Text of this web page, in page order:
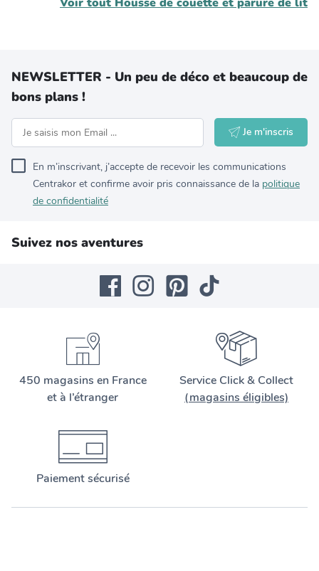
NEWSLETTER - Un peu de déco et beaucoup de
bons plans !
Je m'inscris
En m’inscrivant, j’accepte de recevoir les communications
Centrakor et confirme avoir pris connaissance de la politique
de confidentialité
Suivez nos aventures
450 magasins en France
et à l’étranger
Service Click & Collect
(magasins éligibles)
Paiement sécurisé